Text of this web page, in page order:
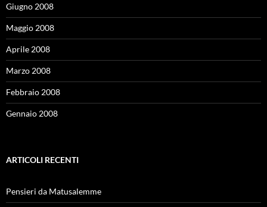
Giugno 2008
Maggio 2008
Aprile 2008
Marzo 2008
Febbraio 2008
Gennaio 2008
ARTICOLI RECENTI
Pensieri da Matusalemme